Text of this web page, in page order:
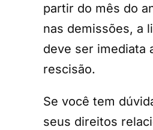
partir do mês do
nas demissões, a
deve ser imediata
rescisão.
Se você tem
seus direitos